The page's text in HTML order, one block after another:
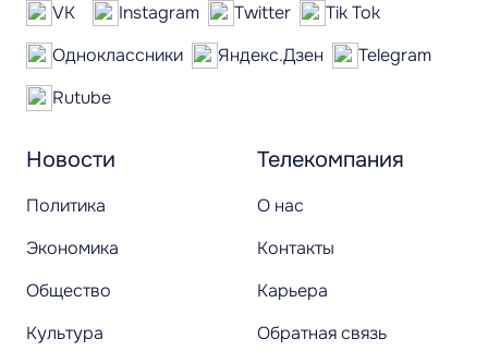
Новости
Политика
Экономика
Общество
Культура
Телекомпания
О нас
Контакты
Карьера
Обратная связь
VK Instagram Twitter
Tik Tok
Одноклассники
Яндекс.Дзен
Telegram
Rutube